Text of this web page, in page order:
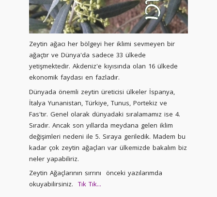
Zeytin ağacı her bölgeyi her iklimi sevmeyen bir
ağaçtır ve Dünya'da sadece 33 ülkede
yetişmektedir. Akdeniz'e kıyısında olan 16 ülkede
ekonomik faydası en fazladır.
Dünyada önemli zeytin üreticisi ülkeler İspanya,
İtalya Yunanistan, Türkiye, Tunus, Portekiz ve
Fas'tır. Genel olarak dünyadaki sıralamamız ise 4.
Sıradır. Ancak son yıllarda meydana gelen iklim
değişimleri nedeni ile 5. Sıraya geriledik. Madem bu
kadar çok zeytin ağaçları var ülkemizde bakalım biz
neler yapabiliriz.
Zeytin Ağaçlarının sırrını önceki yazılarımda
okuyabilirsiniz. Tık Tık...